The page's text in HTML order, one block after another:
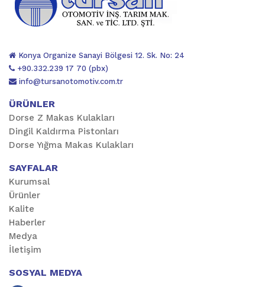
Konya Organize Sanayi Bölgesi 12. Sk. No: 24
+90.332.239 17 70 (pbx)
info@tursanotomotiv.com.tr
ÜRÜNLER
Dorse Z Makas Kulakları
Dingil Kaldırma Pistonları
Dorse Yığma Makas Kulakları
SAYFALAR
Kurumsal
Ürünler
Kalite
Haberler
Medya
İletişim
SOSYAL MEDYA